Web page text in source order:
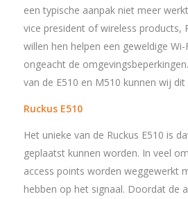
een typische aanpak niet meer
vice president of wireless products,
willen hen helpen een geweldige
ongeacht de
van de E510 en M510 kunnen wij dit
Ruckus E510
Het unieke van de Ruckus E510 is
geplaatst kunnen worden. In veel
access points worden weggewerkt
hebben op het signaal. Doordat de